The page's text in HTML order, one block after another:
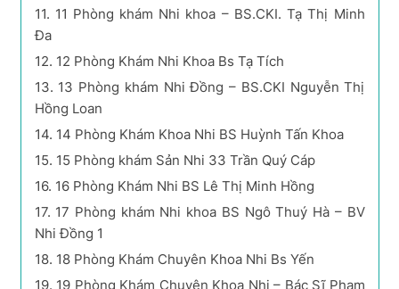
11. 11 Phòng khám Nhi khoa – BS.CKI. Tạ Thị Minh
Đa
12. 12 Phòng Khám Nhi Khoa Bs Tạ Tích
13. 13 Phòng khám Nhi Đồng – BS.CKI Nguyễn Thị
Hồng Loan
14. 14 Phòng Khám Khoa Nhi BS Huỳnh Tấn Khoa
15. 15 Phòng khám Sản Nhi 33 Trần Quý Cáp
16. 16 Phòng Khám Nhi BS Lê Thị Minh Hồng
17. 17 Phòng khám Nhi khoa BS Ngô Thuý Hà – BV
Nhi Đồng 1
18. 18 Phòng Khám Chuyên Khoa Nhi Bs Yến
19. 19 Phòng Khám Chuyên Khoa Nhi – Bác Sĩ Phạm